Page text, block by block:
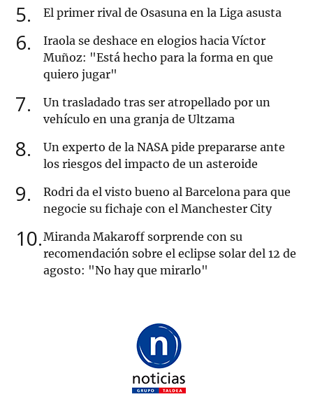
5 El primer rival de Osasuna en la Liga asusta
6
Iraola se deshace en elogios hacia Víctor
Muñoz: "Está hecho para la forma en que
quiero jugar"
7
Un trasladado tras ser atropellado por un
vehículo en una granja de Ultzama
8
Un experto de la NASA pide prepararse ante
los riesgos del impacto de un asteroide
9
Rodri da el visto bueno al Barcelona para que
negocie su fichaje con el Manchester City
10 Miranda Makaroff sorprende con su
recomendación sobre el eclipse solar del 12 de
agosto: "No hay que mirarlo"